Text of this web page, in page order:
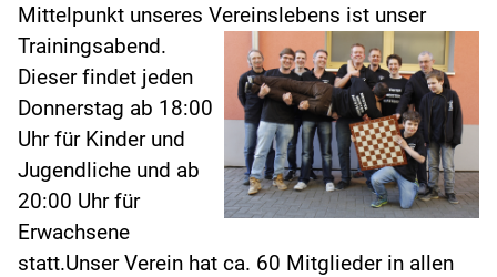
Mittelpunkt unseres Vereinslebens ist unser
Trainingsabend.
Dieser findet jeden
Donnerstag ab 18:00
Uhr für Kinder und
Jugendliche und ab
20:00 Uhr für
Erwachsene
statt.Unser Verein hat ca. 60 Mitglieder in allen